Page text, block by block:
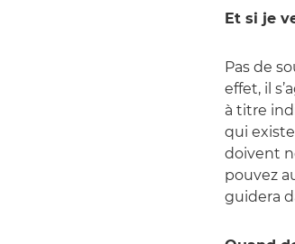
Et si je
Pas de
effet, il
à titre
qui
doivent
pouvez
guidera